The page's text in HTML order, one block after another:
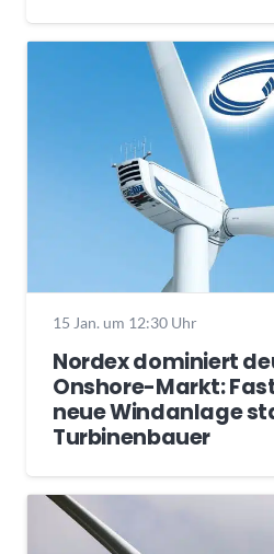
15 Jan. um 12:30 Uhr
Nordex dominiert
Onshore-Markt:
neue Windanlage
Turbinenbauer